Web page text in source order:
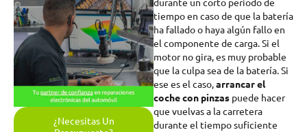
tiempo en caso de que la batería
ha fallado o haya algún fallo en
el componente de carga. Si el
motor no gira, es muy probable
que la culpa sea de la batería. Si
ese es el caso,arrancar el
coche con pinzas puede hacer
que vuelvas a la carretera
durante el tiempo suficiente
¿Necesitas Un